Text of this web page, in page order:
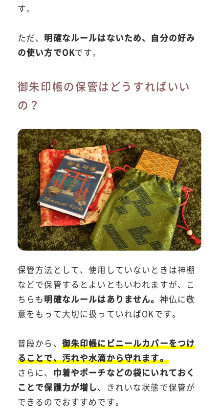
す。
ただ、 明確なルールはないため、自分の好み
の使い方でOKです。
御朱印帳の保管はどうすればいい
の？
保管方法として、使用していないときは神棚
などで保管するとよいともいわれますが、こ
ちらも明確なルールはありません。 神仏に敬
意をもって大切に扱っていればOKです。
普段から、 御朱印帳にビニールカバーをつけ
ることで、汚れや水滴から守れます。
さらに、
巾着やポーチなどの袋にいれておく
ことで保護力が増し、きれいな状態で保管が
できるのでおすすめです。